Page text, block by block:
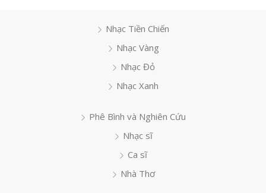
Nhạc Tiền Chiến
Nhạc Vàng
Nhạc Đỏ
Nhạc Xanh
Phê Bình và Nghiên Cứu
Nhạc sĩ
Ca sĩ
Nhà Thơ